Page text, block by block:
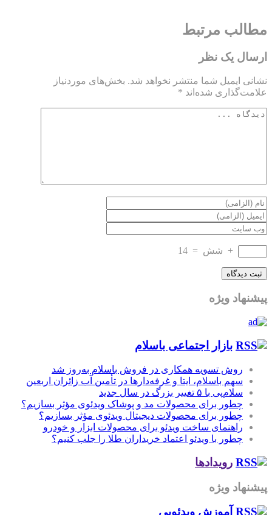
علامت‌گذاری شده‌اند
پیشنهاد ویژه
بازار اجتماعی باسلام
روش تسویه همکاری در فروش باسلام به‌روز شد
چطور برای محصولات دیجیتال ویدئوی مؤثر بسازیم؟
راهنمای ساخت ویدئو برای محصولات ابزار و خودرو
چطور با ویدئو اعتماد خریداران طلا را جلب کنیم؟
رویدادها
پیشنهاد ویژه
آموزش‌ ویدئویی
فیلم آموزش SQL Server: Developer and DBA Collaboration
آموزش همکاری و کار گروهی بر بستر Slack